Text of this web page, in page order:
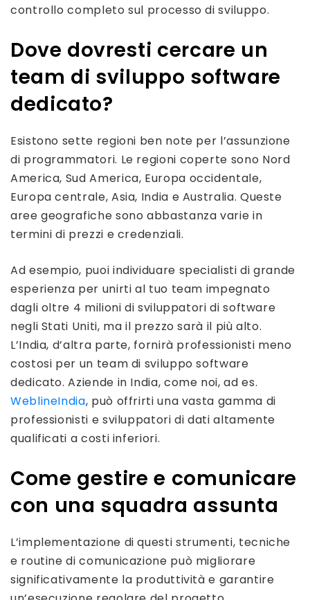
controllo completo sul processo di sviluppo.
Dove dovresti cercare un
team di sviluppo software
dedicato?
Esistono sette regioni ben note per l’assunzione
di programmatori. Le regioni coperte sono Nord
America, Sud America, Europa occidentale,
Europa centrale, Asia, India e Australia. Queste
aree geografiche sono abbastanza varie in
termini di prezzi e credenziali.
Ad esempio, puoi individuare specialisti di grande
esperienza per unirti al tuo team impegnato
dagli oltre 4 milioni di sviluppatori di software
negli Stati Uniti, ma il prezzo sarà il più alto.
L’India, d’altra parte, fornirà professionisti meno
costosi per un team di sviluppo software
dedicato. Aziende in India, come noi, ad es.
WeblineIndia, può offrirti una vasta gamma di
professionisti e sviluppatori di dati altamente
qualificati a costi inferiori.
Come gestire e comunicare
con una squadra assunta
L’implementazione di questi strumenti, tecniche
e routine di comunicazione può migliorare
significativamente la produttività e garantire